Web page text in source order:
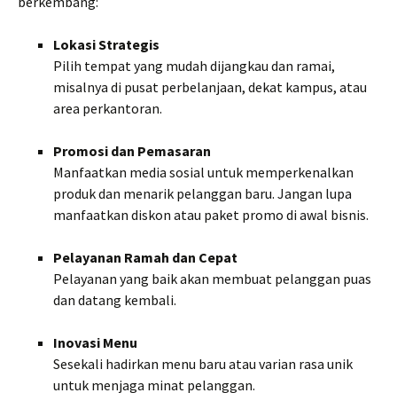
Lokasi Strategis
Pilih tempat yang mudah dijangkau dan ramai,
misalnya di pusat perbelanjaan, dekat kampus, atau
area perkantoran.
Promosi dan Pemasaran
Manfaatkan media sosial untuk memperkenalkan
produk dan menarik pelanggan baru. Jangan lupa
manfaatkan diskon atau paket promo di awal bisnis.
Pelayanan Ramah dan Cepat
Pelayanan yang baik akan membuat pelanggan puas
dan datang kembali.
Inovasi Menu
Sesekali hadirkan menu baru atau varian rasa unik
untuk menjaga minat pelanggan.